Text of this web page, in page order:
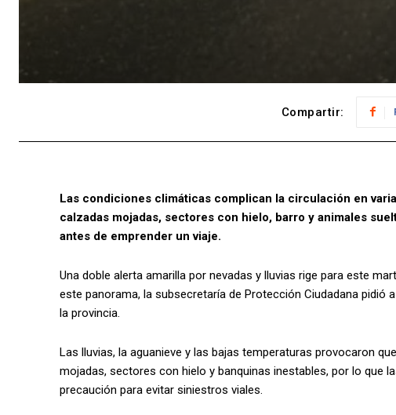
Compartir:
Las condiciones climáticas complican la circulación en
calzadas mojadas, sectores con hielo, barro y animales
antes de emprender un viaje.
Una doble alerta amarilla por nevadas y lluvias rige para este
este panorama, la subsecretaría de Protección Ciudadana
la provincia.
Las lluvias, la aguanieve y las bajas temperaturas provocaron
mojadas, sectores con hielo y banquinas inestables, por lo que
precaución para evitar siniestros viales.